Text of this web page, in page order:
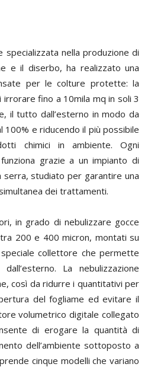
specializzata nella produzione di
e il diserbo, ha realizzato una
per le colture protette: la
irrorare fino a 10mila mq in soli 3
il tutto dall’esterno in modo da
e riducendo il più possibile
chimici in ambiente. Ogni
grazie a un impianto di
serra, studiato per garantire una
dei trattamenti.
in grado di nebulizzare gocce
200 e 400 micron, montati su
collettore che permette
dall’esterno. La nebulizzazione
così da ridurre i quantitativi per
del fogliame ed evitare il
volumetrico digitale collegato
di erogare la quantità di
dell’ambiente sottoposto a
cinque modelli che variano